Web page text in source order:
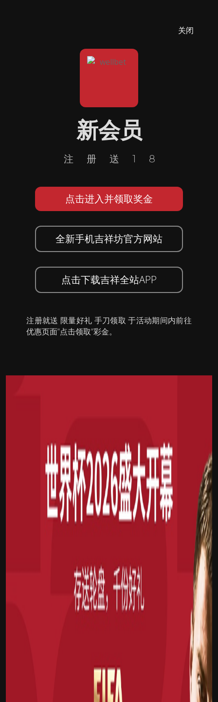
关闭
新会员
注册送18
点击进入并领取奖金
全新手机吉祥坊官方网站
点击下载吉祥全站APP
注册就送 限量好礼 手刀领取 于活动期间内前往
优惠页面”点击领取”彩金。